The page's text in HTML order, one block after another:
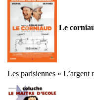
Le
Les parisiennes « L’argent